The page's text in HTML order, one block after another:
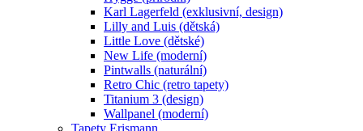
Karl Lagerfeld (exklusivní, design)
Lilly and Luis (dětská)
Little Love (dětské)
New Life (moderní)
Pintwalls (naturální)
Retro Chic (retro tapety)
Titanium 3 (design)
Wallpanel (moderní)
Tapety Erismann